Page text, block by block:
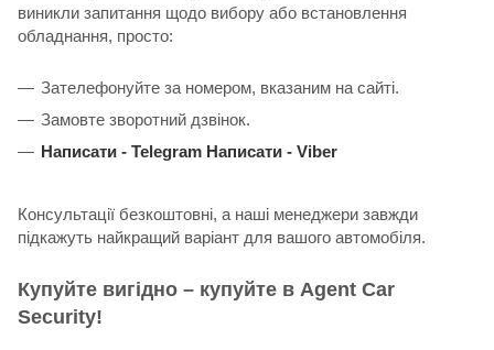
виникли запитання щодо вибору або встановлення
обладнання, просто:
Зателефонуйте за номером, вказаним на сайті.
Замовте зворотний дзвінок.
Написати - Telegram Написати - Viber
Консультації безкоштовні, а наші менеджери завжди
підкажуть найкращий варіант для вашого автомобіля.
Купуйте вигідно – купуйте в Agent Car
Security!